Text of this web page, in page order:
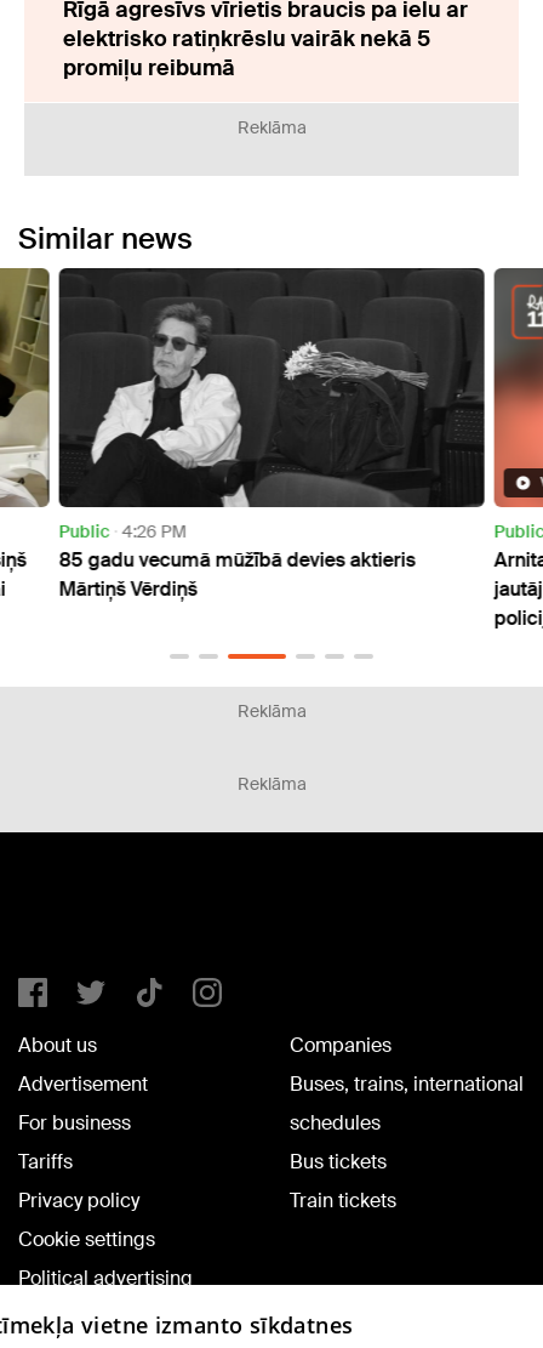
Rīgā agresīvs vīrietis braucis pa ielu ar
elektrisko ratiņkrēslu vairāk nekā 5
promiļu reibumā
Reklāma
Similar news
Public 4:26 PM
85 gadu vecumā mūžībā devies aktieris
Mārtiņš Vērdiņš
Reklāma
Reklāma
About us
Advertisement
For business
Tariffs
Privacy policy
Cookie settings
Political advertising
Cookie policy
Companies
Buses, trains, international
schedules
Bus tickets
Train tickets
vietne izmanto sīkdatnes